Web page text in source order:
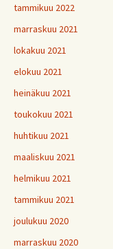
tammikuu 2022
marraskuu 2021
lokakuu 2021
elokuu 2021
heinäkuu 2021
toukokuu 2021
huhtikuu 2021
maaliskuu 2021
helmikuu 2021
tammikuu 2021
joulukuu 2020
marraskuu 2020